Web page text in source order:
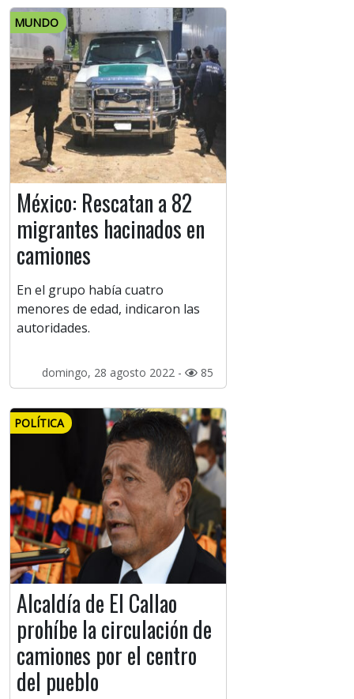
MUNDO
México: Rescatan a 82
migrantes hacinados en
camiones
En el grupo había cuatro
menores de edad, indicaron las
autoridades.
domingo, 28 agosto 2022 - 85
POLÍTICA
Alcaldía de El Callao
prohíbe la circulación de
camiones por el centro
del pueblo